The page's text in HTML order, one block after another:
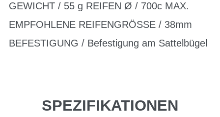
GEWICHT / 55 g REIFEN Ø / 700c MAX.
EMPFOHLENE REIFENGRÖSSE / 38mm
BEFESTIGUNG / Befestigung am Sattelbügel
SPEZIFIKATIONEN